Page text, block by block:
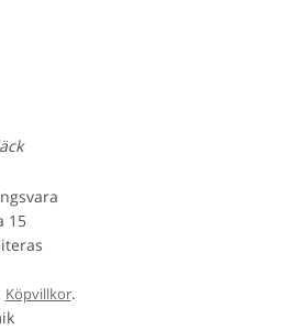
15
Köpvillkor.